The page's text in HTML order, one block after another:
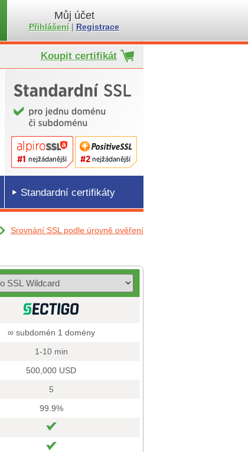
Můj účet
Přihlášení| Registrace
Koupit certifikát
Standardní certifikáty
Srovnání SSL podle úrovně ověření
∞ subdomén 1 domény
1-10 min
500,000 USD
5
99.9%